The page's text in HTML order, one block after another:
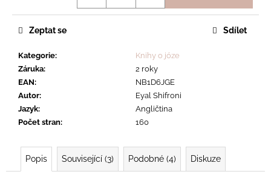
Kategorie:
Knihy o józe
Záruka:
2 roky
EAN:
NB1D6JGE
Autor:
Eyal Shifroni
Jazyk:
Angličtina
Počet stran: 160
Zeptat se Sdílet
Popis Související (3) Podobné (4) Diskuze